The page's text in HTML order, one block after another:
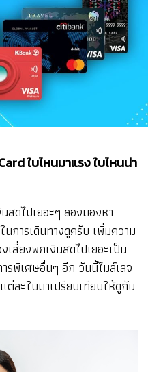
ใบไหนมาแรง ใบไหนน่า
สดไปเยอะๆ ลองมองหา
การเดินทางดูครับ เพิ่มความ
สี่ยงพกเงินสดไปเยอะเป็น
รพิเศษอื่นๆ อีก วันนี้ไมล์เลจ
ต่ละใบมาเปรียบเทียบให้ดูกัน